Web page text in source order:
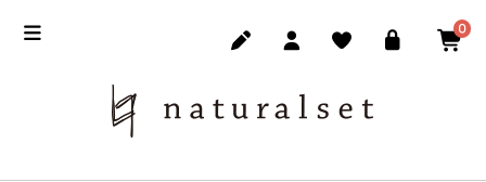
0